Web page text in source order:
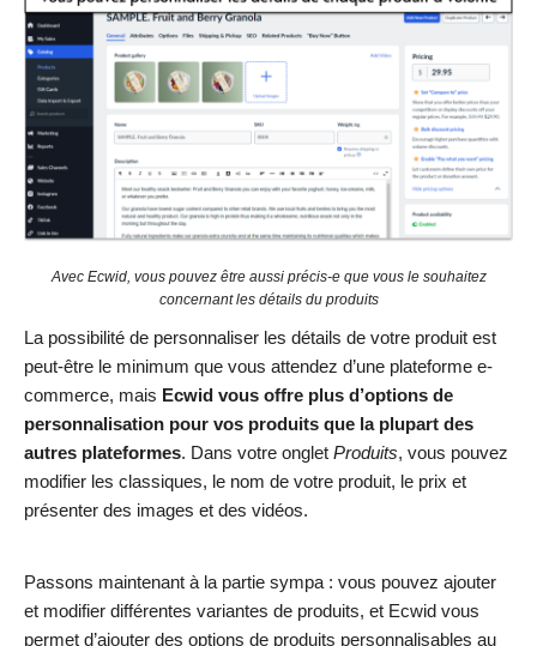
Avec Ecwid, vous pouvez être aussi précis-e que vous le souhaitez
concernant les détails du produits
La possibilité de personnaliser les détails de votre produit est
peut-être le minimum que vous attendez d’une plateforme e-
commerce, mais Ecwid vous offre plus d’options de
personnalisation pour vos produits que la plupart des
autres plateformes. Dans votre onglet Produits, vous pouvez
modifier les classiques, le nom de votre produit, le prix et
présenter des images et des vidéos.
Passons maintenant à la partie sympa : vous pouvez ajouter
et modifier différentes variantes de produits, et Ecwid vous
permet d’ajouter des options de produits personnalisables au